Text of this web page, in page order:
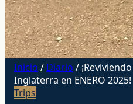
+598 2623-0556
Inicio / Diario /
Inglaterra en ENERO 2025!
Trips